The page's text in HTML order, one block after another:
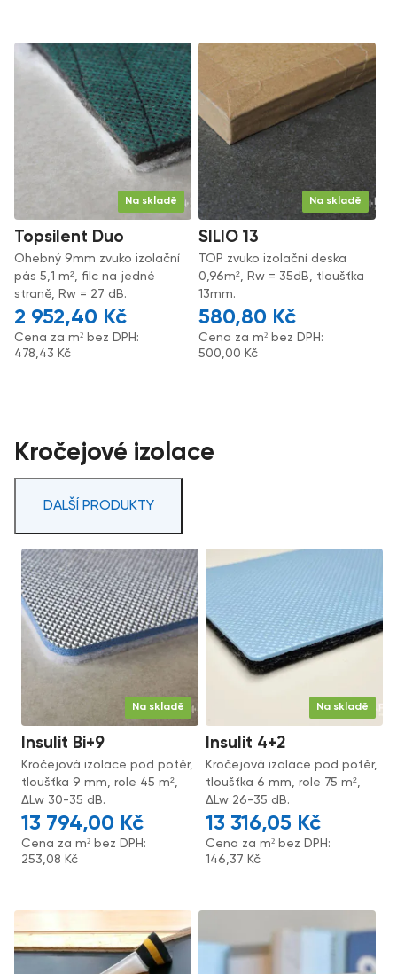
Na skladě
Topsilent Duo
Ohebný 9mm zvuko izolační
pás 5,1 m², filc na jedné
straně, Rw = 27 dB.
2 952,40 Kč
Cena za m² bez DPH:
478,43 Kč
Na skladě
SILIO 13
TOP zvuko izolační deska
0,96m², Rw = 35dB, tloušťka
13mm.
580,80 Kč
Cena za m² bez DPH:
500,00 Kč
Kročejové izolace
DALŠÍ PRODUKTY
Na skladě
Insulit Bi+9
Kročejová izolace pod potěr,
tloušťka 9 mm, role 45 m²,
ΔLw 30-35 dB.
13 794,00 Kč
Cena za m² bez DPH:
253,08 Kč
Na skladě
Insulit 4+2
Kročejová izolace pod potěr,
tloušťka 6 mm, role 75 m²,
ΔLw 26-35 dB.
13 316,05 Kč
Cena za m² bez DPH:
146,37 Kč